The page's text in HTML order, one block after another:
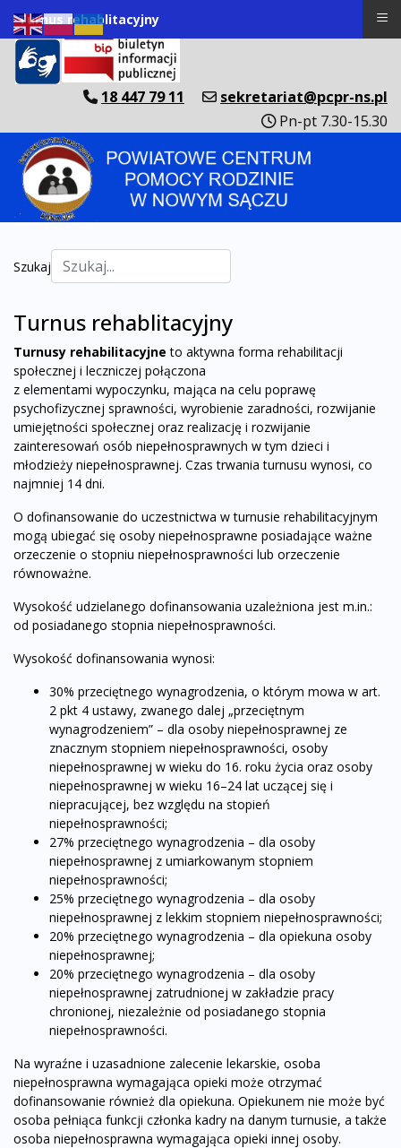
18 447 79 11
sekretariat@pcpr-ns.pl
Pn-pt 7.30-15.30
Szukaj
Turnus rehablitacyjny
Turnusy rehabilitacyjne to aktywna forma rehabilitacji
społecznej i leczniczej połączona
z elementami wypoczynku, mająca na celu poprawę
psychofizycznej sprawności, wyrobienie zaradności, rozwijanie
umiejętności społecznej oraz realizację i rozwijanie
zainteresowań osób niepełnosprawnych w tym dzieci i
młodzieży niepełnosprawnej. Czas trwania turnusu wynosi, co
najmniej 14 dni.
O dofinansowanie do uczestnictwa w turnusie rehabilitacyjnym
mogą ubiegać się osoby niepełnosprawne posiadające ważne
orzeczenie o stopniu niepełnosprawności lub orzeczenie
równoważne.
Wysokość udzielanego dofinansowania uzależniona jest m.in.:
od posiadanego stopnia niepełnosprawności.
Wysokość dofinansowania wynosi:
30% przeciętnego wynagrodzenia, o którym mowa w art.
2 pkt 4 ustawy, zwanego dalej „przeciętnym
wynagrodzeniem” – dla osoby niepełnosprawnej ze
znacznym stopniem niepełnosprawności, osoby
niepełnosprawnej w wieku do 16. roku życia oraz osoby
niepełnosprawnej w wieku 16–24 lat uczącej się i
niepracującej, bez względu na stopień
niepełnosprawności;
27% przeciętnego wynagrodzenia – dla osoby
niepełnosprawnej z umiarkowanym stopniem
niepełnosprawności;
25% przeciętnego wynagrodzenia – dla osoby
niepełnosprawnej z lekkim stopniem niepełnosprawności;
20% przeciętnego wynagrodzenia – dla opiekuna osoby
niepełnosprawnej;
20% przeciętnego wynagrodzenia – dla osoby
niepełnosprawnej zatrudnionej w zakładzie pracy
chronionej, niezależnie od posiadanego stopnia
niepełnosprawności.
Na wyraźne i uzasadnione zalecenie lekarskie, osoba
niepełnosprawna wymagająca opieki może otrzymać
dofinansowanie również dla opiekuna. Opiekunem nie może być
osoba pełniąca funkcji członka kadry na danym turnusie, a także
osoba niepełnosprawna wymagająca opieki innej osoby.
Turnus rehablitacyjny ≡